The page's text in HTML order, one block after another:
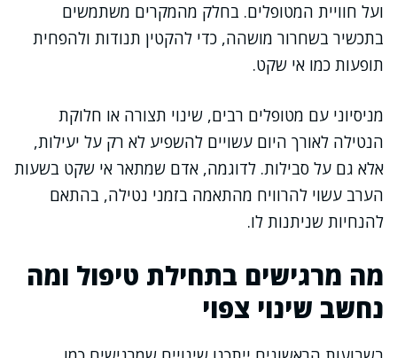
ועל חוויית המטופלים. בחלק מהמקרים משתמשים
בתכשיר בשחרור מושהה, כדי להקטין תנודות ולהפחית
תופעות כמו אי שקט.
מניסיוני עם מטופלים רבים, שינוי תצורה או חלוקת
הנטילה לאורך היום עשויים להשפיע לא רק על יעילות,
אלא גם על סבילות. לדוגמה, אדם שמתאר אי שקט בשעות
הערב עשוי להרוויח מהתאמה בזמני נטילה, בהתאם
להנחיות שניתנות לו.
מה מרגישים בתחילת טיפול ומה
נחשב שינוי צפוי